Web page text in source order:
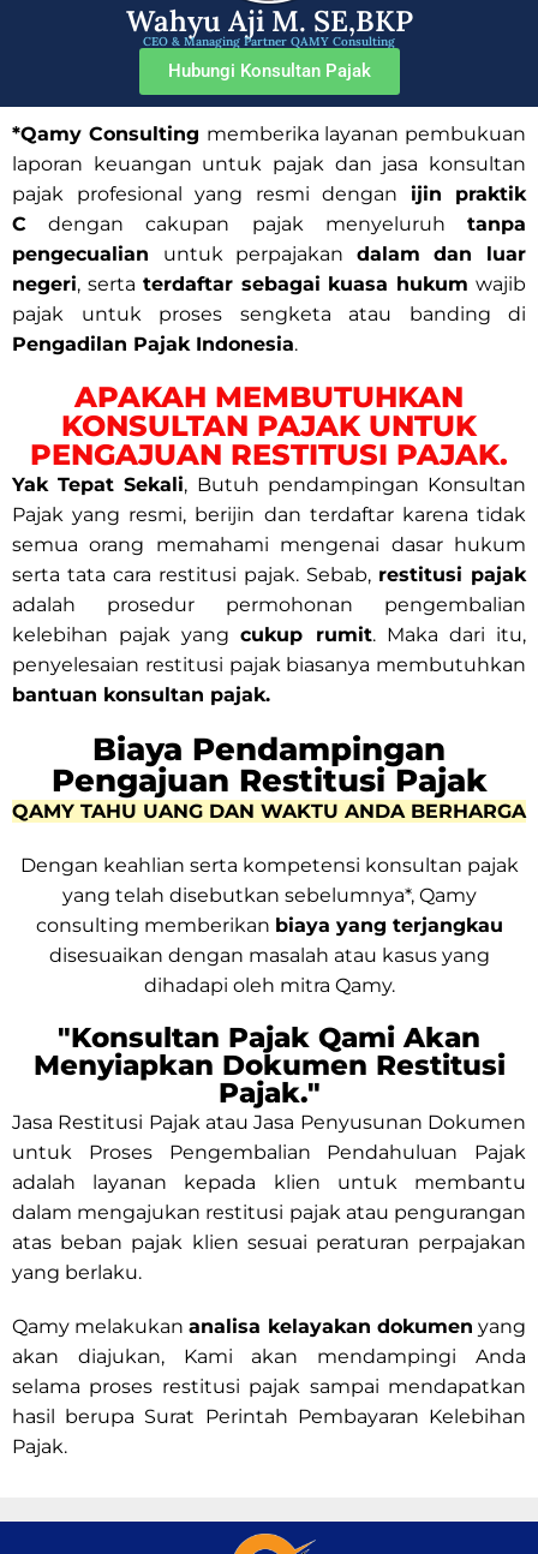
Wahyu Aji M. SE,BKP
CEO & Managing Partner QAMY Consulting
Hubungi Konsultan Pajak
*Qamy Consulting memberika layanan pembukuan
laporan keuangan untuk pajak dan jasa konsultan
pajak profesional yang resmi dengan ijin praktik
C dengan cakupan pajak menyeluruh tanpa
pengecualian untuk perpajakan dalam dan luar
negeri, serta terdaftar sebagai kuasa hukum wajib
pajak untuk proses sengketa atau banding di
Pengadilan Pajak Indonesia.
APAKAH MEMBUTUHKAN
KONSULTAN PAJAK UNTUK
PENGAJUAN RESTITUSI PAJAK.
Yak Tepat Sekali, Butuh pendampingan Konsultan
Pajak yang resmi, berijin dan terdaftar karena tidak
semua orang memahami mengenai dasar hukum
serta tata cara restitusi pajak. Sebab, restitusi pajak
adalah prosedur permohonan pengembalian
kelebihan pajak yangcukup rumit. Maka dari itu,
penyelesaian restitusi pajak biasanya membutuhkan
bantuan konsultan pajak.
Biaya Pendampingan
Pengajuan Restitusi Pajak
QAMY TAHU UANG DAN WAKTU ANDA BERHARGA
Dengan keahlian serta kompetensi konsultan pajak
yang telah disebutkan sebelumnya*, Qamy
consulting memberikan biaya yang terjangkau
disesuaikan dengan masalah atau kasus yang
dihadapi oleh mitra Qamy.
"Konsultan Pajak Qami Akan
Menyiapkan Dokumen Restitusi
Pajak."
Jasa Restitusi Pajak atau Jasa Penyusunan Dokumen
untuk Proses Pengembalian Pendahuluan Pajak
adalah layanan kepada klien untuk membantu
dalam mengajukan restitusi pajak atau pengurangan
atas beban pajak klien sesuai peraturan perpajakan
yang berlaku.
Qamy melakukananalisa kelayakan dokumen yang
akan diajukan, Kami akan mendampingi Anda
selama proses restitusi pajak sampai mendapatkan
hasil berupa Surat Perintah Pembayaran Kelebihan
Pajak.